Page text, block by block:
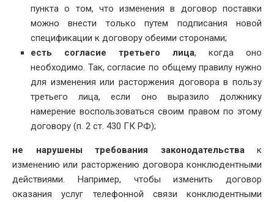
пункта о том, что изменения в договор поставки
можно внести только путем подписания новой
спецификации к договору обеими сторонами;
есть согласие третьего лица, когда оно
необходимо. Так, согласие по общему правилу нужно
для изменения или расторжения договора в пользу
третьего лица, если оно выразило должнику
намерение воспользоваться своим правом по этому
договору (п. 2 ст. 430 ГК РФ);
не нарушены требования законодательствак
изменению или расторжению договора конклюдентными
действиями. Например, чтобы изменить договор
оказания услуг телефонной связи конклюдентными